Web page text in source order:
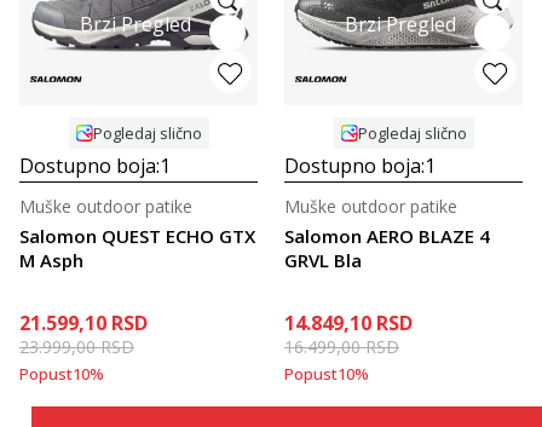
Brzi Pregled
Pogledaj slično
Dostupno boja:1
Salomon QUEST ECHO GTX
M Asph
Muške outdoor patike
21.599,10 RSD
23.999,00RSD
Popust10%
Brzi Pregled
Pogledaj slično
Dostupno boja:1
Salomon AERO BLAZE 4
GRVL Bla
Muške outdoor patike
14.849,10 RSD
16.499,00RSD
Popust10%